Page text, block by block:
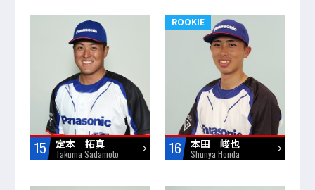
15 定本 拓真
Takuma Sadamoto
ROOKIE
16 本田 峻也
Shunya Honda